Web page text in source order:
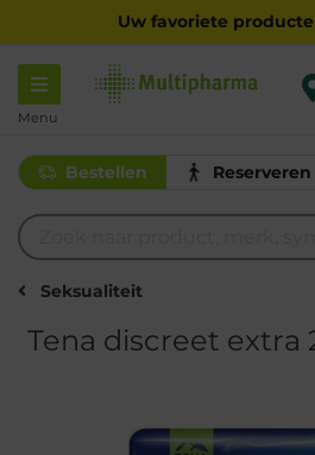
Uw favoriete
Menu
Bestellen Reserveren
Seksualiteit
Tena discreet extra